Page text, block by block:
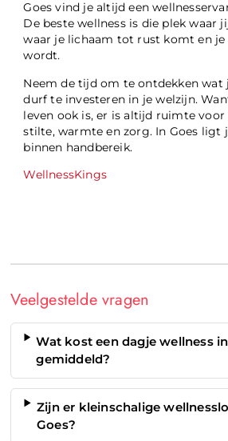
Goes vind je altijd een
De beste wellness is die plek waar
waar je lichaam tot rust komt en je
wordt.
Neem de tijd om te ontdekken wat
durf te investeren in je welzijn.
leven ook is, er is altijd ruimte
stilte, warmte en zorg. In Goes ligt
binnen handbereik.
WellnessKings
Veelgestelde vragen
Wat kost een dagje wellness
gemiddeld?
Zijn er kleinschalige
Goes?